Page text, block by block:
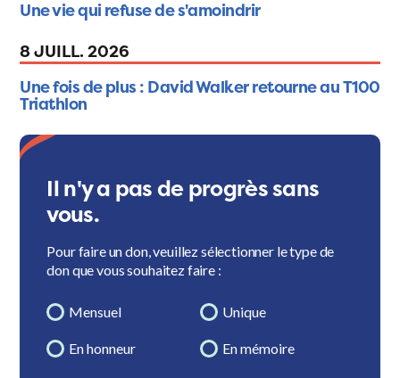
Une vie qui refuse de s'amoindrir
8 JUILL. 2026
Une fois de plus : David Walker retourne au T100
Triathlon
Il n'y a pas de progrès sans
vous.
Pour faire un don, veuillez sélectionner le type de
don que vous souhaitez faire :
Mensuel Unique
En honneur En mémoire